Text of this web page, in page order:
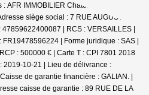
AFR IMMOBILIER Chatou | Raison
siège social : 7 RUE AUGUSTE
| RCS : VERSAILLES |
FR19478596224 | Forme juridique : SAS |
: 500000 € | Carte T : CPI 7801 2018
2019-10-21 | Lieu de délivrance :
de garantie financière : GALIAN. |
caisse de garantie : 89 RUE DE LA